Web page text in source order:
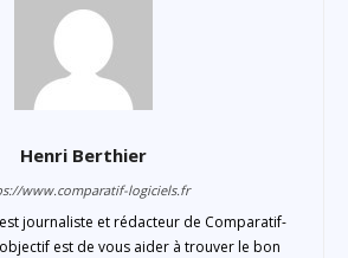
Henri Berthier
www.comparatif-logiciels.fr
journaliste et rédacteur de Comparatif-
est de vous aider à trouver le bon